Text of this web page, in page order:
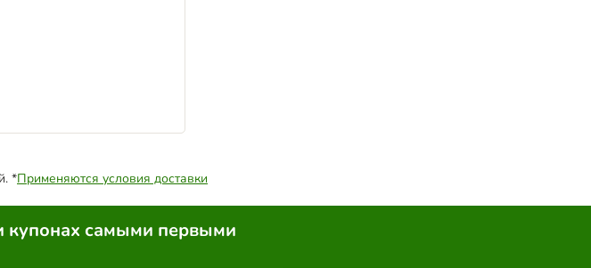
*Применяются условия доставки
купонах самыми первыми